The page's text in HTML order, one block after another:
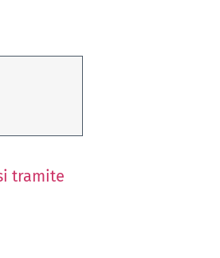
tramite